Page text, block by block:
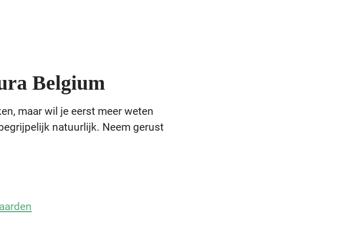
Belgium
maar wil je eerst meer weten
natuurlijk. Neem gerust